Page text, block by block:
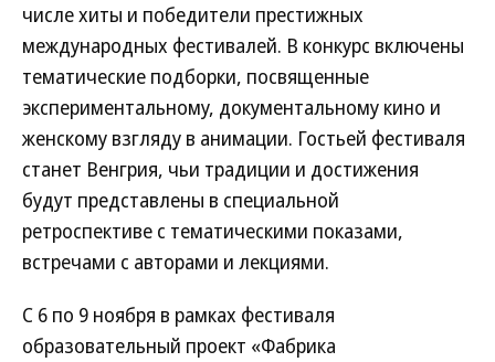
числе хиты и победители престижных
международных фестивалей. В конкурс включены
тематические подборки, посвященные
экспериментальному, документальному кино и
женскому взгляду в анимации. Гостьей фестиваля
станет Венгрия, чьи традиции и достижения
будут представлены в специальной
ретроспективе с тематическими показами,
встречами с авторами и лекциями.
С 6 по 9 ноября в рамках фестиваля
образовательный проект «Фабрика